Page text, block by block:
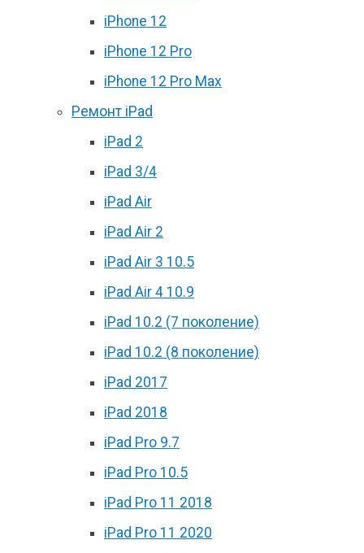
iPhone 12
iPhone 12 Pro
iPhone 12 Pro Max
Ремонт iPad
iPad 2
iPad 3/4
iPad Air
iPad Air 2
iPad Air 3 10.5
iPad Air 4 10.9
iPad 10.2 (7 поколение)
iPad 10.2 (8 поколение)
iPad 2017
iPad 2018
iPad Pro 9.7
iPad Pro 10.5
iPad Pro 11 2018
iPad Pro 11 2020